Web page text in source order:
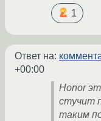
1
Ответ на:
+00:00
Honor
стучит
таким